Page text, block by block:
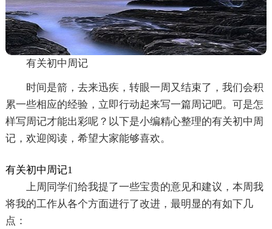
有关初中周记
时间是箭，去来迅疾，转眼一周又结束了，我们会积
累一些相应的经验，立即行动起来写一篇周记吧。可是怎
样写周记才能出彩呢？以下是小编精心整理的有关初中周
记，欢迎阅读，希望大家能够喜欢。
有关初中周记1
上周同学们给我提了一些宝贵的意见和建议，本周我
将我的工作从各个方面进行了改进，最明显的有如下几
点：